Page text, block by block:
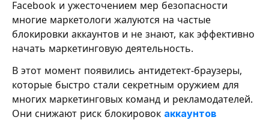
Facebook и ужесточением мер безопасности
многие маркетологи жалуются на частые
блокировки аккаунтов и не знают, как эффективно
начать маркетинговую деятельность.
В этот момент появились антидетект-браузеры,
которые быстро стали секретным оружием для
многих маркетинговых команд и рекламодателей.
Они снижают риск блокировок аккаунтов